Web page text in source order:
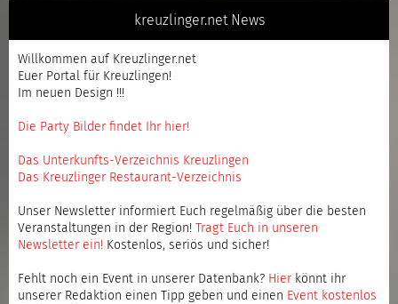
kreuzlinger.net News
Willkommen auf Kreuzlinger.net
Euer Portal für Kreuzlingen!
Im neuen Design !!!
Die Party Bilder findet Ihr hier!
Das Unterkunfts-Verzeichnis Kreuzlingen
Das Kreuzlinger Restaurant-Verzeichnis
Unser Newsletter informiert Euch regelmäßig über die besten
Veranstaltungen in der Region!
Tragt Euch in unseren
Newsletter ein! Kostenlos, seriös und sicher!
Fehlt noch ein Event in unserer Datenbank? Hier könnt ihr
unserer Redaktion einen Tipp geben und einen Event kostenlos